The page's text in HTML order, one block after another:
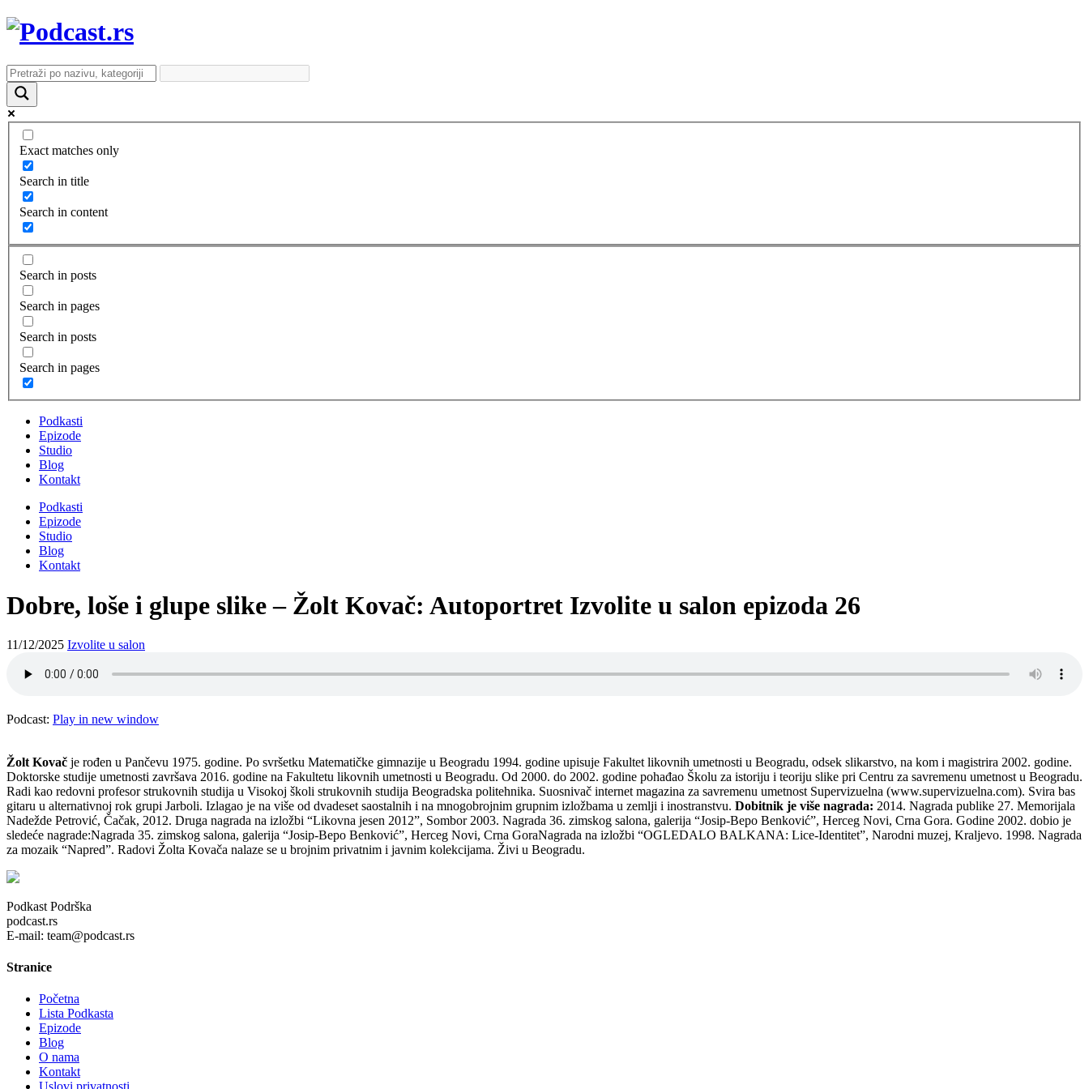
Exact matches only
Search in title
Search in content
Search in posts
Search in pages
Search in posts
Search in pages
Podkasti
Epizode
Studio
Blog
Kontakt
Podkasti
Epizode
Studio
Blog
Kontakt
Dobre, loše i glupe slike – Žolt Kovač: Autoportret Izvolite u salon epizoda 26
11/12/2025 Izvolite u salon
Podcast: Play in new window
Žolt Kovač je rođen u Pančevu 1975. godine. Po svršetku Matematičke gimnazije u Beogradu 1994. godine upisuje Fakultet likovnih umetnosti u Beogradu, odsek slikarstvo, na kom i magistrira 2002. godine.
Doktorske studije umetnosti završava 2016. godine na Fakultetu likovnih umetnosti u Beogradu. Od 2000. do 2002. godine pohađao Školu za istoriju i teoriju slike pri Centru za savremenu umetnost u Beogradu.
Radi kao redovni profesor strukovnih studija u Visokoj školi strukovnih studija Beogradska politehnika. Suosnivač internet magazina za savremenu umetnost Supervizuelna (www.supervizuelna.com). Svira bas
gitaru u alternativnoj rok grupi Jarboli. Izlagao je na više od dvadeset saostalnih i na mnogobrojnim grupnim izložbama u zemlji i inostranstvu. Dobitnik je više nagrada: 2014. Nagrada publike 27. Memorijala
Nadežde Petrović, Čačak, 2012. Druga nagrada na izložbi “Likovna jesen 2012”, Sombor 2003. Nagrada 36. zimskog salona, galerija “Josip-Bepo Benković”, Herceg Novi, Crna Gora. Godine 2002. dobio je
sledeće nagrade:Nagrada 35. zimskog salona, galerija “Josip-Bepo Benković”, Herceg Novi, Crna GoraNagrada na izložbi “OGLEDALO BALKANA: Lice-Identitet”, Narodni muzej, Kralјevo. 1998. Nagrada
za mozaik “Napred”. Radovi Žolta Kovača nalaze se u brojnim privatnim i javnim kolekcijama. Živi u Beogradu.
Podkast Podrška
podcast.rs
E-mail: team@podcast.rs
Stranice
Početna
Lista Podkasta
Epizode
Blog
O nama
Kontakt